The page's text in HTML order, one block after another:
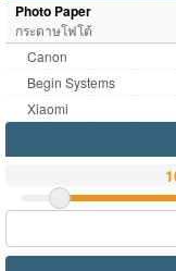
Photo Paper
กระดาษโฟโต้
Canon
Begin Systems
Xiaomi